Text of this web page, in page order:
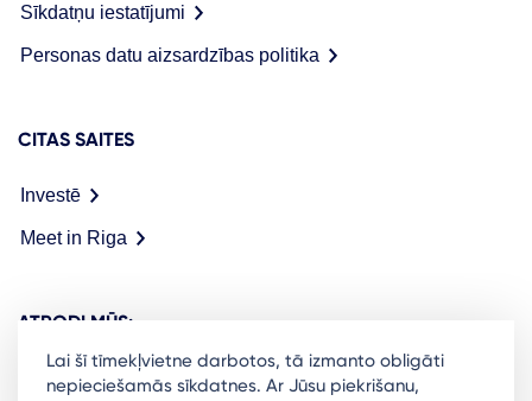
Sīkdatņu iestatījumi
Personas datu aizsardzības politika
CITAS SAITES
Investē
Meet in Riga
ATRODI MŪS:
Lai šī tīmekļvietne darbotos, tā izmanto obligāti
nepieciešamās sīkdatnes. Ar Jūsu piekrišanu,